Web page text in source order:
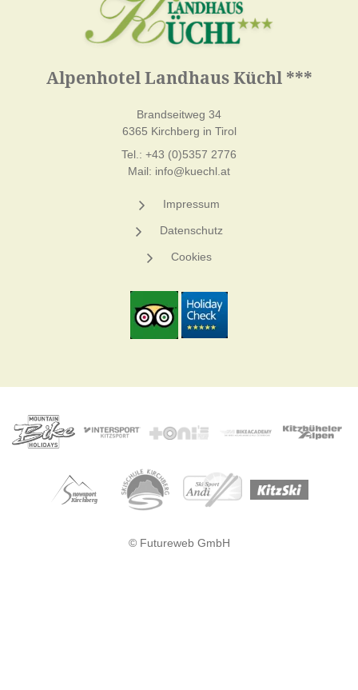
Alpenhotel Landhaus Küchl ***
Brandseitweg 34
6365 Kirchberg in Tirol
Tel.: +43 (0)5357 2776
Mail: info@kuechl.at
Impressum
Datenschutz
Cookies
© Futureweb GmbH